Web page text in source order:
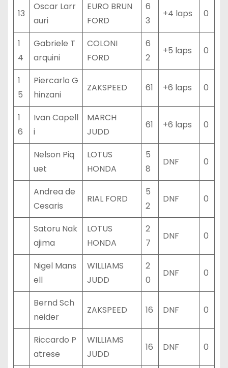
13
Oscar Larr
auri
EURO BRUN
FORD
6
3
+4 laps 0
1
4
Gabriele T
arquini
COLONI
FORD
6
2
+5 laps 0
1
5
Piercarlo G
hinzani
ZAKSPEED 61 +6 laps 0
1
6
Ivan Capell
i
MARCH
JUDD
61 +6 laps 0
Nelson Piq
uet
LOTUS
HONDA
5
8
DNF 0
Andrea de
Cesaris
RIAL FORD
5
2
DNF 0
Satoru Nak
ajima
LOTUS
HONDA
2
7
DNF 0
Nigel Mans
ell
WILLIAMS
JUDD
2
0
DNF 0
Bernd Sch
neider
ZAKSPEED 16 DNF 0
Riccardo P
atrese
WILLIAMS
JUDD
16 DNF 0